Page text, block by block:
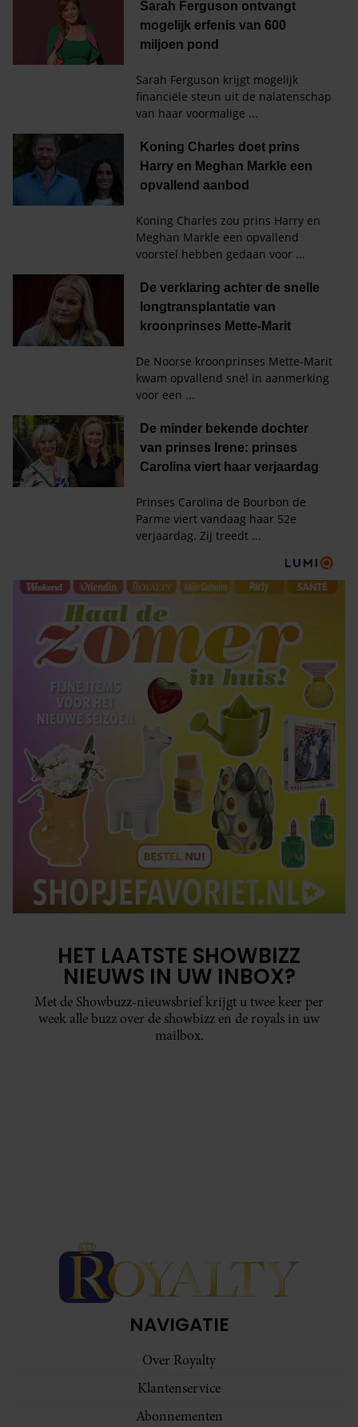
HET LAATSTE SHOWBIZZ
NIEUWS IN UW INBOX?
Met de Showbuzz-nieuwsbrief krijgt u twee keer per
week alle buzz over de showbizz en de royals in uw
mailbox.
NAVIGATIE
Over Royalty
Klantenservice
Abonnementen